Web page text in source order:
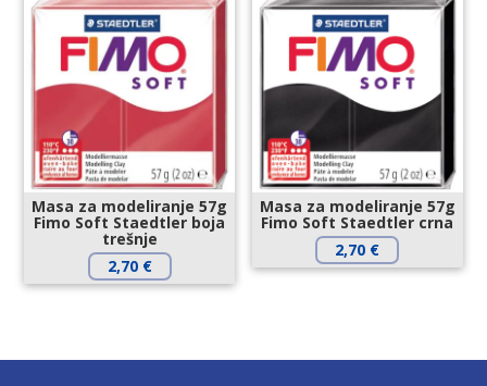
Masa za modeliranje 57g
Fimo Soft Staedtler boja
trešnje
2,70 €
Masa za modeliranje 57g
Fimo Soft Staedtler crna
2,70 €